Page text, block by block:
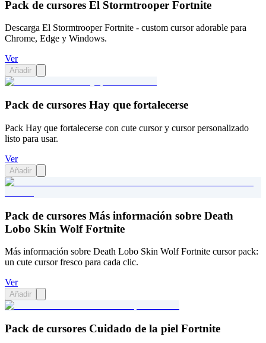
Pack de cursores El Stormtrooper Fortnite
Descarga El Stormtrooper Fortnite - custom cursor adorable para
Chrome, Edge y Windows.
Ver
Añadir
Pack de cursores Hay que fortalecerse
Pack Hay que fortalecerse con cute cursor y cursor personalizado
listo para usar.
Ver
Añadir
Pack de cursores Más información sobre Death
Lobo Skin Wolf Fortnite
Más información sobre Death Lobo Skin Wolf Fortnite cursor pack:
un cute cursor fresco para cada clic.
Ver
Añadir
Pack de cursores Cuidado de la piel Fortnite